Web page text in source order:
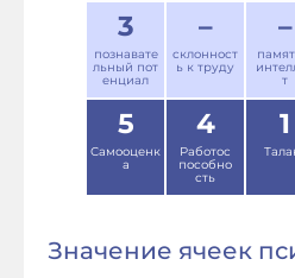
3
познавате
льный пот
енциал
–
склонност
ь к труду
–
т
5
Самооценк
а
4
Работос
пособно
сть
1
Значение ячеек